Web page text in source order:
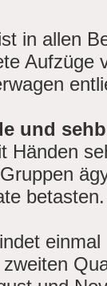
in allen
Aufzüge
und
Händen
betasten.